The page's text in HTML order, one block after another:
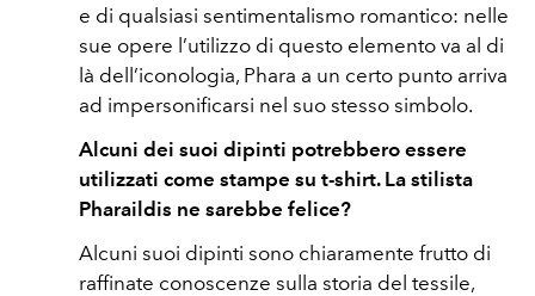
e di qualsiasi sentimentalismo romantico: nelle
sue opere l’utilizzo di questo elemento va al di
là dell’iconologia, Phara a un certo punto arriva
ad impersonificarsi nel suo stesso simbolo.
Alcuni dei suoi dipinti potrebbero essere
utilizzati come stampe su t-shirt. La stilista
Pharaildis ne sarebbe felice?
Alcuni suoi dipinti sono chiaramente frutto di
raffinate conoscenze sulla storia del tessile,